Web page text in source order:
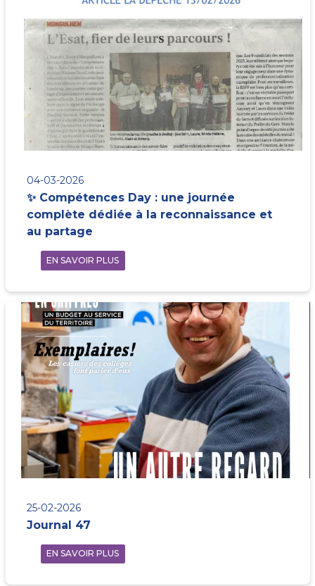
04-03-2026
✨ Compétences Day : une journée
complète dédiée à la reconnaissance et
au partage
EN SAVOIR PLUS
25-02-2026
Journal 47
EN SAVOIR PLUS